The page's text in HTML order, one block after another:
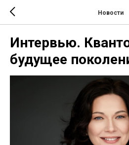
Новости
Интервью.
будущее